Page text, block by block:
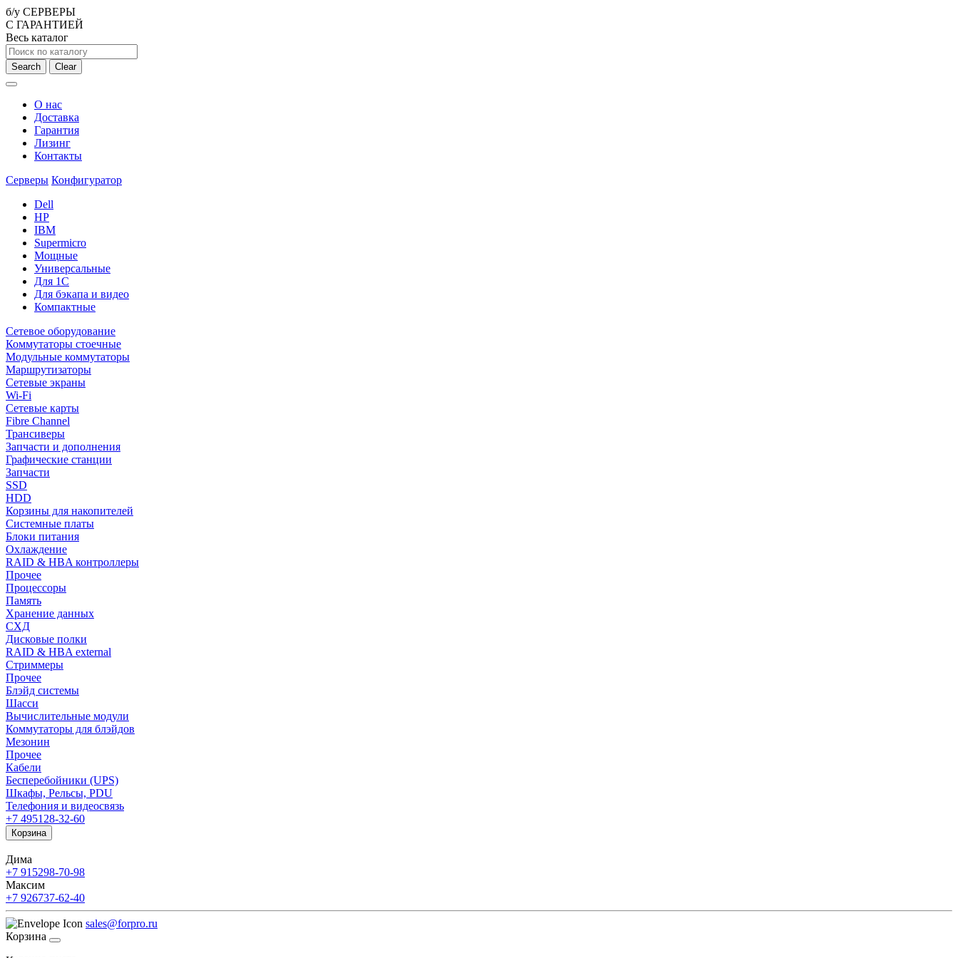
б/у СЕРВЕРЫ
С ГАРАНТИЕЙ
Весь каталог
Search Clear
О нас
Доставка
Гарантия
Лизинг
Контакты
Серверы Конфигуратор
Dell
HP
IBM
Supermicro
Мощные
Универсальные
Для 1С
Для бэкапа и видео
Компактные
Сетевое оборудование
Коммутаторы стоечные
Модульные коммутаторы
Маршрутизаторы
Сетевые экраны
Wi-Fi
Сетевые карты
Fibre Channel
Трансиверы
Запчасти и дополнения
Графические станции
Запчасти
SSD
HDD
Корзины для накопителей
Системные платы
Блоки питания
Охлаждение
RAID & HBA контроллеры
Прочее
Процессоры
Память
Хранение данных
СХД
Дисковые полки
RAID & HBA external
Стриммеры
Прочее
Блэйд системы
Шасси
Вычислительные модули
Коммутаторы для блэйдов
Мезонин
Прочее
Кабели
Бесперебойники (UPS)
Шкафы, Рельсы, PDU
Телефония и видеосвязь
+7 495128-32-60
Корзина
Дима
+7 915298-70-98
Максим
+7 926737-62-40
sales@forpro.ru
Корзина